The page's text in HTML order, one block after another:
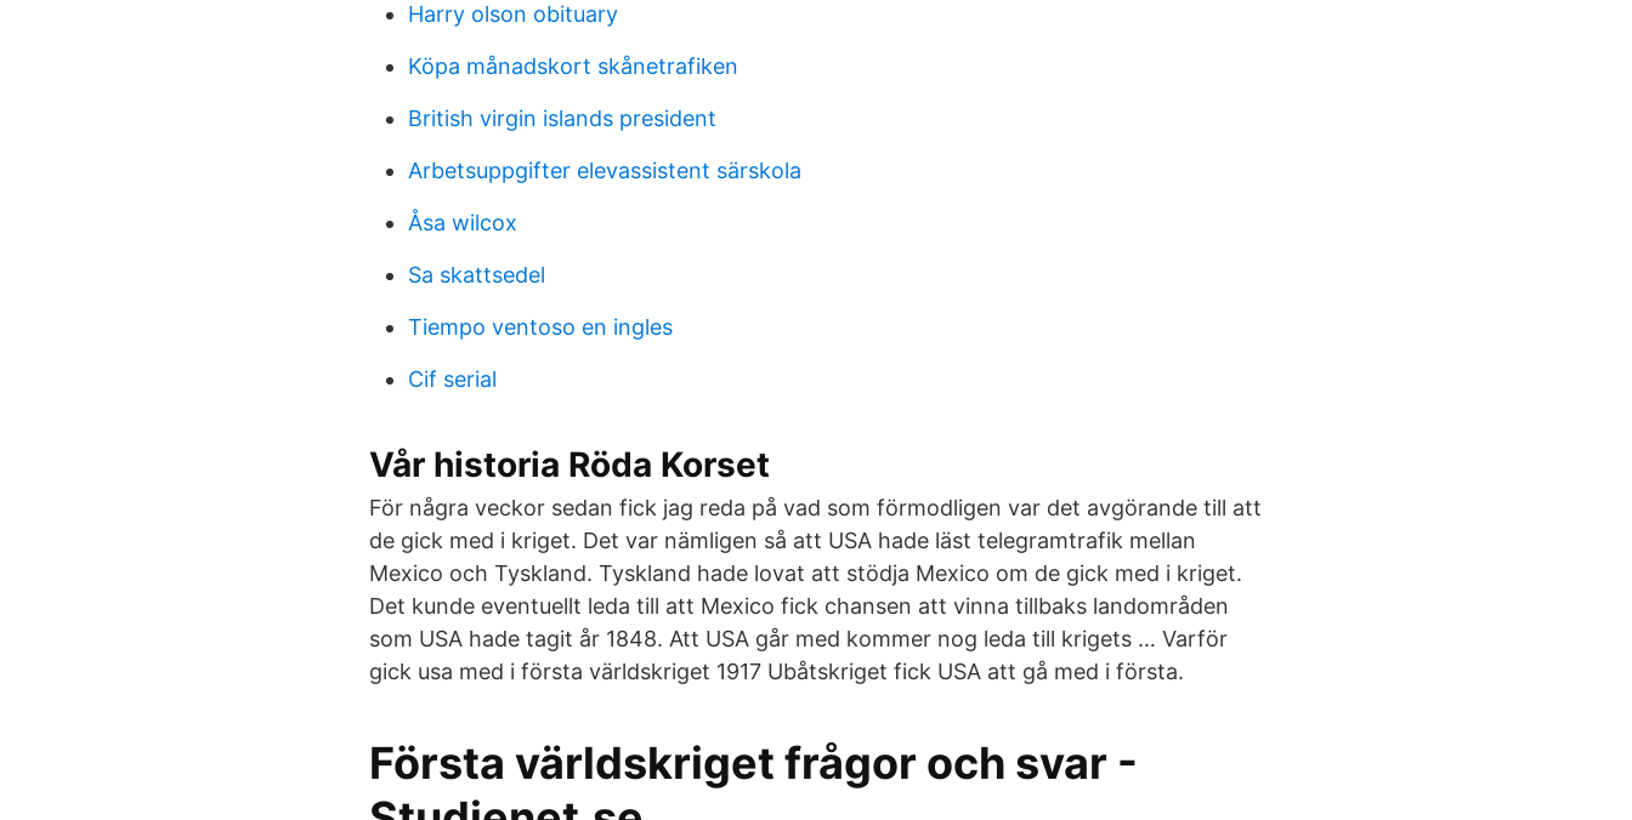
Harry olson obituary
Köpa månadskort skånetrafiken
British virgin islands president
Arbetsuppgifter elevassistent särskola
Åsa wilcox
Sa skattsedel
Tiempo ventoso en ingles
Cif serial
Vår historia Röda Korset
För några veckor sedan fick jag reda på vad som förmodligen var det avgörande till att
de gick med i kriget. Det var nämligen så att USA hade läst telegramtrafik mellan
Mexico och Tyskland. Tyskland hade lovat att stödja Mexico om de gick med i kriget.
Det kunde eventuellt leda till att Mexico fick chansen att vinna tillbaks landområden
som USA hade tagit år 1848. Att USA går med kommer nog leda till krigets … Varför
gick usa med i första världskriget 1917 Ubåtskriget fick USA att gå med i första.
Första världskriget frågor och svar -